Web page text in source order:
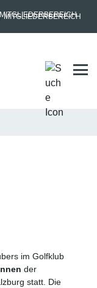
MITGLIEDERBEREICH
im Golfklub
der
statt. Die